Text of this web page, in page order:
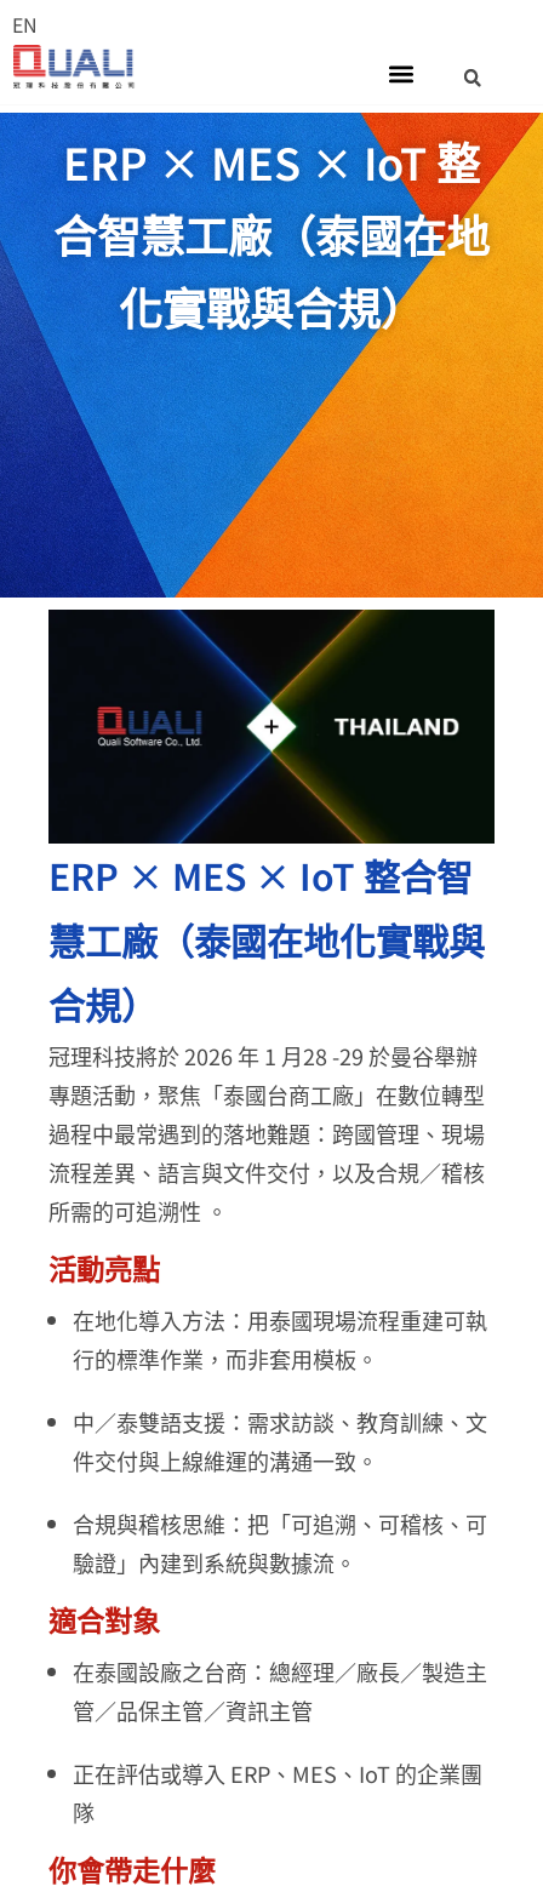
EN
ERP × MES × IoT 整
合智慧工廠（泰國在地
化實戰與合規）
ERP × MES × IoT 整合智
慧工廠（泰國在地化實戰與
合規）
冠理科技將於 2026 年 1 月28 -29 於曼谷舉辦
專題活動，聚焦「泰國台商工廠」在數位轉型
過程中最常遇到的落地難題：跨國管理、現場
流程差異、語言與文件交付，以及合規／稽核
所需的可追溯性 。
活動亮點
在地化導入方法：用泰國現場流程重建可執
行的標準作業，而非套用模板。
中／泰雙語支援：需求訪談、教育訓練、文
件交付與上線維運的溝通一致。
合規與稽核思維：把「可追溯、可稽核、可
驗證」內建到系統與數據流。
適合對象
在泰國設廠之台商：總經理／廠長／製造主
管／品保主管／資訊主管
正在評估或導入 ERP、MES、IoT 的企業團
隊
你會帶走什麼